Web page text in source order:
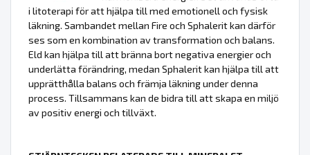
i litoterapi för att hjälpa till med emotionell och fysisk
läkning. Sambandet mellan Fire och Sphalerit kan därför
ses som en kombination av transformation och balans.
Eld kan hjälpa till att bränna bort negativa energier och
underlätta förändring, medan Sphalerit kan hjälpa till att
upprätthålla balans och främja läkning under denna
process. Tillsammans kan de bidra till att skapa en miljö
av positiv energi och tillväxt.